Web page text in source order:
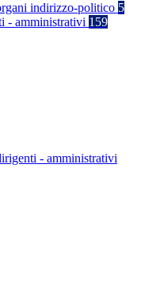
indirizzo-politico 5
- amministrativi 159
- amministrativi